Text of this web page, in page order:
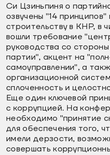
Си Цзиньпиня о
озвучены "14
строительству в КНР, в
вошли требование
руководства со
партии", акцент на
самоуправлении", а
организационной
сплоченность и
Еще один ключевой
с коррупцией. На
необходимо "принятие
для обеспечения того,
имели дерзости,
совершать